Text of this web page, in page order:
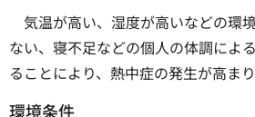
気温が高い、湿度が高いなどの環
ない、寝不足などの個人の体調によ
ることにより、熱中症の発生が高まり
環境条件